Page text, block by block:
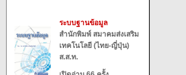
ระบบฐานข้อมูล
สำนักพิมพ์ สมาคมส่งเสริม
เทคโนโลยี (ไทย-ญี่ปุ่น)
ส.ส.ท.